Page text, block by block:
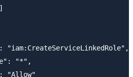
"iam:CreateServiceLinkedRole",
"*",
"Allow"